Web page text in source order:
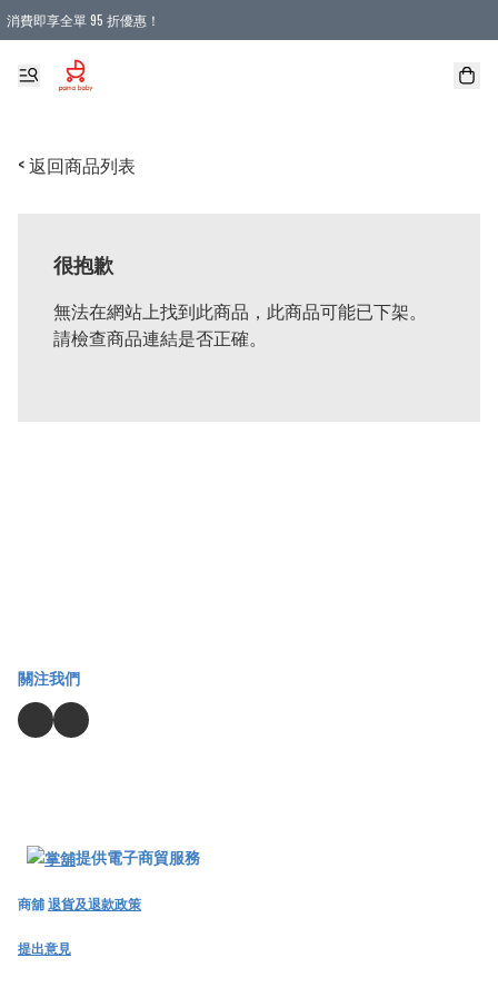
消費即享全單 95 折優惠！
購物滿 HKD 900.00即享免運費優惠！（適用於 本地送貨、本地取貨 )
< 返回商品列表
很抱歉
無法在網站上找到此商品，此商品可能已下架。
請檢查商品連結是否正確。
關注我們
提供電子商貿服務
商舖退貨及退款政策
提出意見